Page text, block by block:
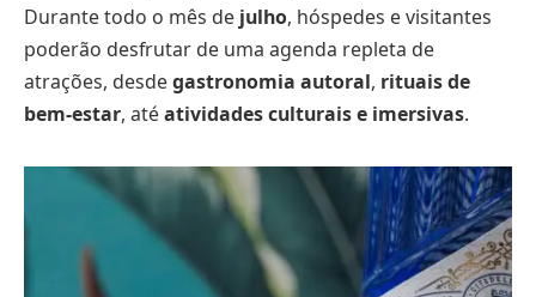
Durante todo o mês de julho, hóspedes e visitantes
poderão desfrutar de uma agenda repleta de
atrações, desdegastronomia autoral, rituais de
bem-estar, atéatividades culturais e imersivas.